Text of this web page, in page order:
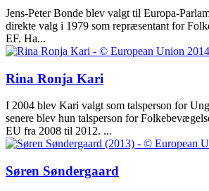
Jens-Peter Bonde blev valgt til Europa-
direkte valg i 1979 som repræsentant for
EF. Ha...
Rina Ronja Kari
I 2004 blev Kari valgt som talsperson for
senere blev hun talsperson for
EU fra 2008 til 2012. ...
Søren Søndergaard